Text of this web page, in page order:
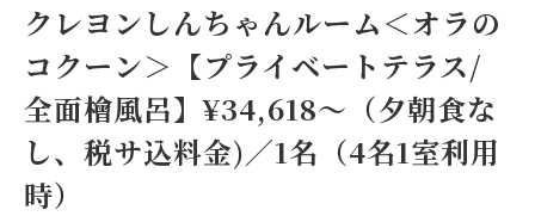
クレヨンしんちゃんルーム＜オラの
コクーン＞【プライベートテラス/
全面檜風呂】¥34,618～（夕朝食な
し、税サ込料金)／1名（4名1室利用
時）